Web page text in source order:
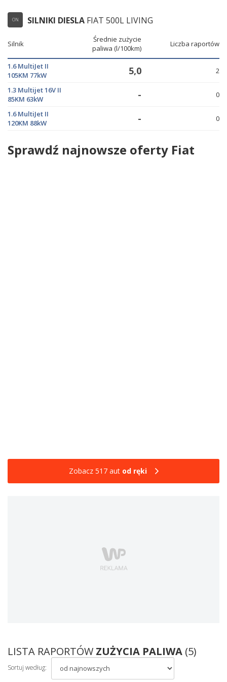
ON SILNIKI DIESLA FIAT 500L LIVING
Silnik
Średnie zużycie
paliwa (l/100km)
Liczba raportów
1.6 MultiJet II
105KM 77kW
5,0 2
1.3 Multijet 16V II
85KM 63kW
- 0
1.6 MultiJet II
120KM 88kW
- 0
Sprawdź najnowsze oferty Fiat
Zobacz 517 aut od ręki
LISTA RAPORTÓW ZUŻYCIA PALIWA (5)
Sortuj według: